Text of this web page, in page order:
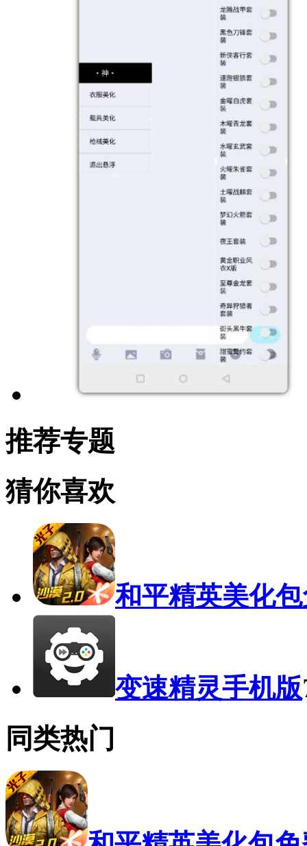
推荐专题
猜你喜欢
和平精英美化
变速精灵手机版
同类热门